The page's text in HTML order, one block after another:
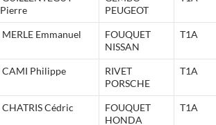
Pierre
PEUGEOT
MERLE Emmanuel
FOUQUET
NISSAN
T1A
CAMI Philippe
RIVET
PORSCHE
T1A
CHATRIS Cédric
FOUQUET
HONDA
T1A